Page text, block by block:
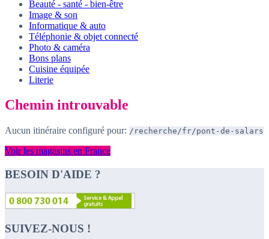
Beauté - santé - bien-être
Image & son
Informatique & auto
Téléphonie & objet connecté
Photo & caméra
Bons plans
Cuisine équipée
Literie
Chemin introuvable
Aucun itinéraire configuré pour: /recherche/fr/pont-de-salars
Voir les magasins en France
BESOIN D'AIDE ?
SUIVEZ-NOUS !